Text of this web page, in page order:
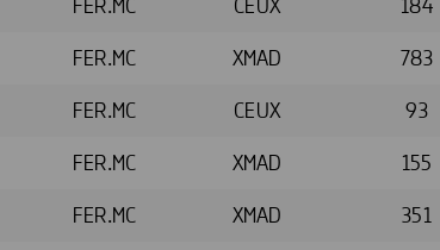
FER.MC CEUX 184
FER.MC XMAD 783
FER.MC CEUX 93
FER.MC XMAD 155
FER.MC XMAD 351